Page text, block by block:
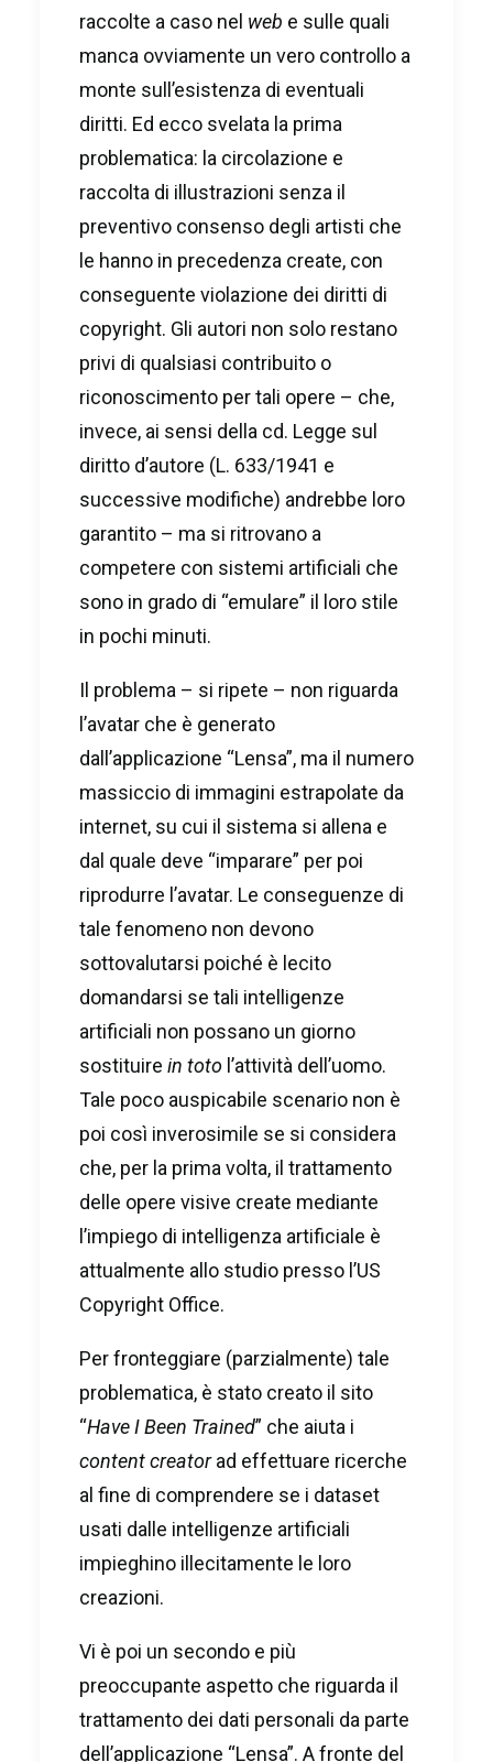
raccolte a caso nel web e sulle quali
manca ovviamente un vero controllo a
monte sull’esistenza di eventuali
diritti. Ed ecco svelata la prima
problematica: la circolazione e
raccolta di illustrazioni senza il
preventivo consenso degli artisti che
le hanno in precedenza create, con
conseguente violazione dei diritti di
copyright. Gli autori non solo restano
privi di qualsiasi contribuito o
riconoscimento per tali opere – che,
invece, ai sensi della cd. Legge sul
diritto d’autore (L. 633/1941 e
successive modifiche) andrebbe loro
garantito – ma si ritrovano a
competere con sistemi artificiali che
sono in grado di “emulare” il loro stile
in pochi minuti.
Il problema – si ripete – non riguarda
l’avatar che è generato
dall’applicazione “Lensa”, ma il numero
massiccio di immagini estrapolate da
internet, su cui il sistema si allena e
dal quale deve “imparare” per poi
riprodurre l’avatar. Le conseguenze di
tale fenomeno non devono
sottovalutarsi poiché è lecito
domandarsi se tali intelligenze
artificiali non possano un giorno
sostituire in toto l’attività dell’uomo.
Tale poco auspicabile scenario non è
poi così inverosimile se si considera
che, per la prima volta, il trattamento
delle opere visive create mediante
l’impiego di intelligenza artificiale è
attualmente allo studio presso l’US
Copyright Office.
Per fronteggiare (parzialmente) tale
problematica, è stato creato il sito
“Have I Been Trained” che aiuta i
content creatorad effettuare ricerche
al fine di comprendere se i dataset
usati dalle intelligenze artificiali
impieghino illecitamente le loro
creazioni.
Vi è poi un secondo e più
preoccupante aspetto che riguarda il
trattamento dei dati personali da parte
dell’applicazione “Lensa”. A fronte del